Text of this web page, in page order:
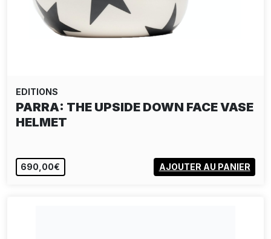
EDITIONS
PARRA: THE UPSIDE DOWN FACE VASE
HELMET
690,00€ AJOUTER AU PANIER